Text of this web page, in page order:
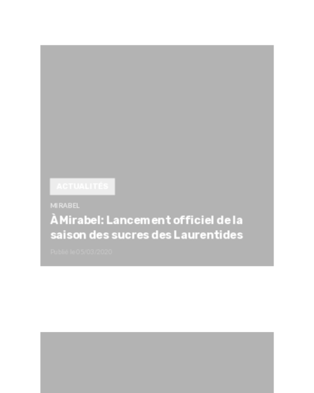
MIRABEL
À Mirabel: Lancement officiel de la
saison des sucres des Laurentides